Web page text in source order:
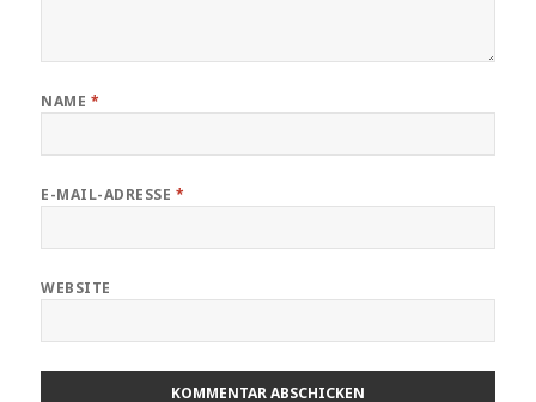
NAME *
E-MAIL-ADRESSE *
WEBSITE